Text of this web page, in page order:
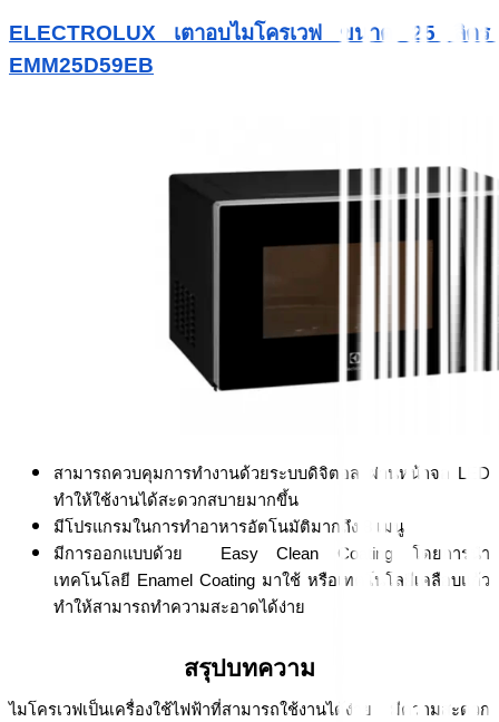
ELECTROLUX เตาอบไมโครเวฟ ขนาด 25 ลิตร
EMM25D59EB
สามารถควบคุมการทำงานด้วยระบบดิจิตอล ผ่านหน้าจอ LED
ทำให้ใช้งานได้สะดวกสบายมากขึ้น
มีโปรแกรมในการทำอาหารอัตโนมัติมากถึง 8 เมนู
มีการออกแบบด้วย  Easy Clean Coating โดยการนำ
เทคโนโลยี Enamel Coating มาใช้ หรือเทคโนโลยีเคลือบแก้ว
ทำให้สามารถทำความสะอาดได้ง่าย
สรุปบทความ
ไมโครเวฟเป็นเครื่องใช้ไฟฟ้าที่สามารถใช้งานได้ง่าย มีความสะดวก